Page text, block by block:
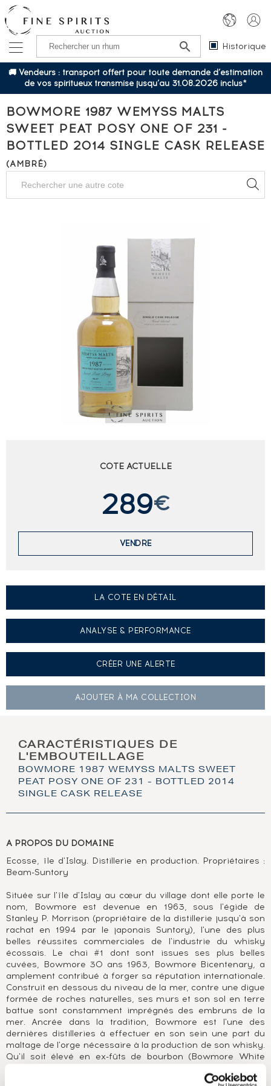
Historique
🚚 Vendeurs : transport offert pour toute demande d’estimation
de vos spiritueux transmise jusqu’au 31.08.2026 inclus*
BOWMORE 1987 WEMYSS MALTS
SWEET PEAT POSY ONE OF 231 -
BOTTLED 2014 SINGLE CASK RELEASE
(AMBRÉ)
COTE ACTUELLE
289€
VENDRE
LA COTE EN DÉTAIL
ANALYSE & PERFORMANCE
CRÉER UNE ALERTE
AJOUTER À MA COLLECTION
CARACTÉRISTIQUES DE
L'EMBOUTEILLAGE
BOWMORE 1987 WEMYSS MALTS SWEET
PEAT POSY ONE OF 231 - BOTTLED 2014
SINGLE CASK RELEASE
A PROPOS DU DOMAINE
Ecosse, île d'Islay. Distillerie en production. Propriétaires :
Beam-Suntory
Située sur l'île d'Islay au cœur du village dont elle porte le
nom, Bowmore est devenue en 1963, sous l'égide de
Stanley P. Morrison (propriétaire de la distillerie jusqu'à son
rachat en 1994 par le japonais Suntory), l'une des plus
belles réussites commerciales de l'industrie du whisky
écossais. Le chai #1 dont sont issues ses plus belles
cuvées, Bowmore 30 ans 1963, Bowmore Bicentenary, a
amplement contribué à forger sa réputation internationale.
Construit en dessous du niveau de la mer, contre une digue
formée de roches naturelles, ses murs et son sol en terre
battue sont constamment imprégnés des embruns de la
mer. Ancrée dans la tradition, Bowmore est l'une des
dernières distilleries à effectuer en son sein une part du
maltage de l'orge nécessaire à la production de son whisky.
Qu'il soit élevé en ex-fûts de bourbon (Bowmore White
distillat aux notes de réglisse, de tourbe et d'eucalyptus